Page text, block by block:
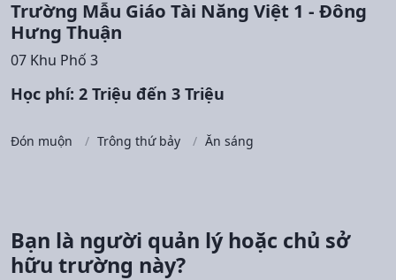
Trường Mẫu Giáo Tài Năng Việt 1 - Đông
Hưng Thuận
07 Khu Phố 3
Học phí: 2 Triệu đến 3 Triệu
Đón muộn Trông thứ bảy Ăn sáng
Bạn là người quản lý hoặc chủ sở
hữu trường này?